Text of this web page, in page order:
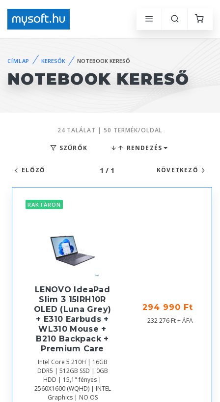
CÍMLAP KERESŐK NOTEBOOK KERESŐ
NOTEBOOK KERESŐ
24 TALÁLAT | 50 TERMÉK/OLDAL
SZŰRŐK RENDEZÉS
ELŐZŐ 1 / 1 KÖVETKEZŐ
RAKTÁRON
LENOVO IdeaPad
Slim 3 15IRH10R
OLED (Luna Grey)
+ E310 Earbuds +
WL310 Mouse +
B210 Backpack +
Premium Care
Intel Core 5 210H | 16GB
DDR5 | 512GB SSD | 0GB
HDD | 15,1" fényes |
2560X1600 (WQHD) | INTEL
Graphics | NO OS
294 990 Ft
232 276 Ft + ÁFA